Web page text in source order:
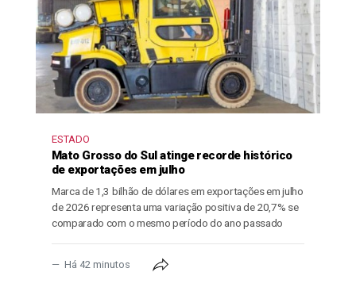
ESTADO
Mato Grosso do Sul atinge recorde histórico
de exportações em julho
Marca de 1,3 bilhão de dólares em exportações em julho
de 2026 representa uma variação positiva de 20,7% se
comparado com o mesmo período do ano passado
Há 42 minutos